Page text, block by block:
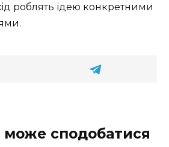
роблять ідею конкретними
сподобатися